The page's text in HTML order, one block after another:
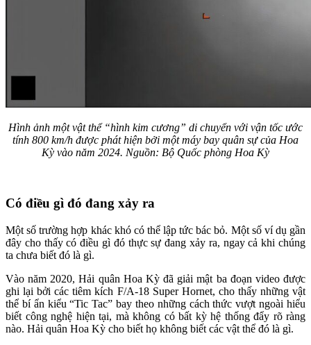
Hình ảnh một vật thể “hình kim cương” di chuyển với vận tốc ước
tính 800 km/h được phát hiện bởi một máy bay quân sự của Hoa
Kỳ vào năm 2024. Nguồn: Bộ Quốc phòng Hoa Kỳ
Có điều gì đó đang xảy ra
Một số trường hợp khác khó có thể lập tức bác bỏ. Một số ví dụ gần
đây cho thấy có điều gì đó thực sự đang xảy ra, ngay cả khi chúng
ta chưa biết đó là gì.
Vào năm 2020, Hải quân Hoa Kỳ đã giải mật ba đoạn video được
ghi lại bởi các tiêm kích F/A-18 Super Hornet, cho thấy những vật
thể bí ẩn kiểu “Tic Tac” bay theo những cách thức vượt ngoài hiểu
biết công nghệ hiện tại, mà không có bất kỳ hệ thống đẩy rõ ràng
nào. Hải quân Hoa Kỳ cho biết họ không biết các vật thể đó là gì.